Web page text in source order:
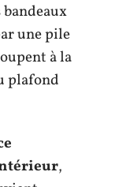
une pile
à la
plafond
,